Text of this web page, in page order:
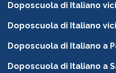
Doposcuola di Italiano
Doposcuola di Italiano
Doposcuola di Italiano a
Doposcuola di Italiano a